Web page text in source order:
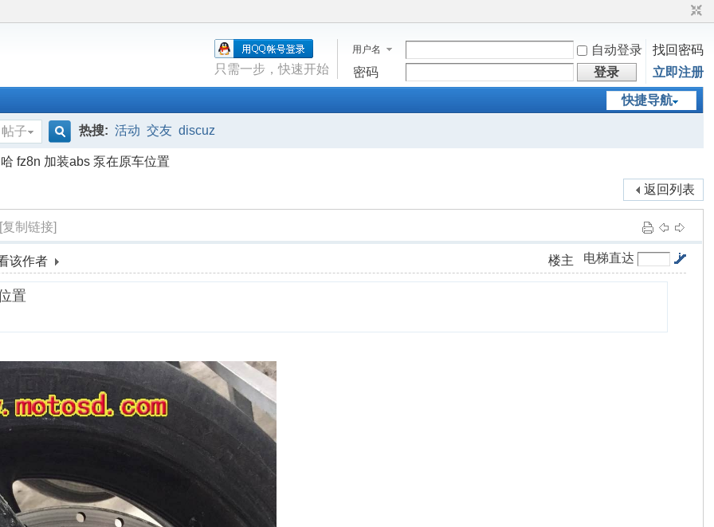
用户名 自动登录
找回密码
密码
登录 立即注册
只需一步，快速开始
快捷导航
帖子
搜
索
热搜: 活动 交友 discuz
fz8n 加装abs 泵在原车位置
返回列表
[复制链接]
电梯直达
楼主
该作者
置